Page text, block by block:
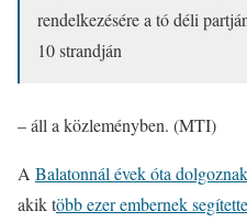
rendelkezésére a tó déli
10 strandján
– áll a közleményben. (MTI)
A Balatonnál évek óta dolgoznak
akik több ezer embernek